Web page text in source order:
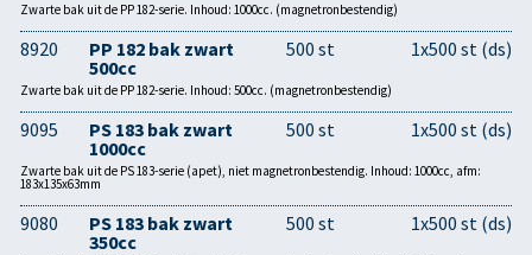
Zwarte bak uit de PP 182-serie. Inhoud: 1000cc. (magnetronbestendig)
8920
PP 182 bak zwart
500cc
500 st 1x500 st (ds)
Zwarte bak uit de PP 182-serie. Inhoud: 500cc. (magnetronbestendig)
9095
PS 183 bak zwart
1000cc
500 st 1x500 st (ds)
Zwarte bak uit de PS 183-serie (apet), niet magnetronbestendig. Inhoud: 1000cc, afm:
183x135x63mm
9080
PS 183 bak zwart
350cc
500 st 1x500 st (ds)